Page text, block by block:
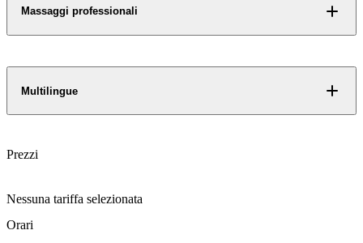
Massaggi professionali
Multilingue
Prezzi
Nessuna tariffa selezionata
Orari